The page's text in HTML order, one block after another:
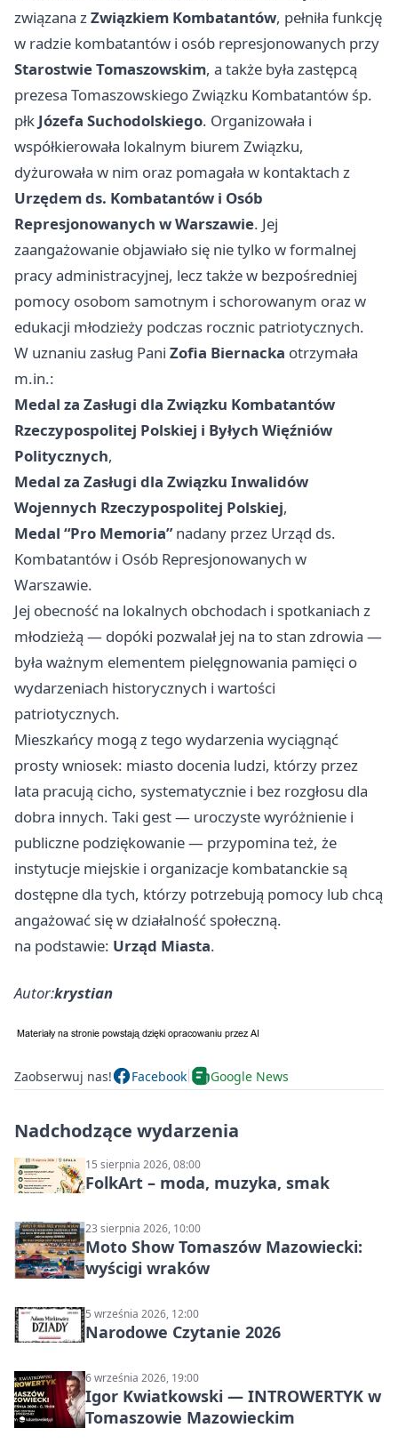
związana zZwiązkiem Kombatantów, pełniła funkcję
w radzie kombatantów i osób represjonowanych przy
Starostwie Tomaszowskim, a także była zastępcą
prezesa Tomaszowskiego Związku Kombatantów śp.
płk Józefa Suchodolskiego. Organizowała i
współkierowała lokalnym biurem Związku,
dyżurowała w nim oraz pomagała w kontaktach z
Urzędem ds. Kombatantów i Osób
Represjonowanych w Warszawie. Jej
zaangażowanie objawiało się nie tylko w formalnej
pracy administracyjnej, lecz także w bezpośredniej
pomocy osobom samotnym i schorowanym oraz w
edukacji młodzieży podczas rocznic patriotycznych.
W uznaniu zasług Pani Zofia Biernacka otrzymała
m.in.:
Medal za Zasługi dla Związku Kombatantów
Rzeczypospolitej Polskiej i Byłych Więźniów
Politycznych,
Medal za Zasługi dla Związku Inwalidów
Wojennych Rzeczypospolitej Polskiej,
Medal “Pro Memoria”nadany przez Urząd ds.
Kombatantów i Osób Represjonowanych w
Warszawie.
Jej obecność na lokalnych obchodach i spotkaniach z
młodzieżą — dopóki pozwalał jej na to stan zdrowia —
była ważnym elementem pielęgnowania pamięci o
wydarzeniach historycznych i wartości
patriotycznych.
Mieszkańcy mogą z tego wydarzenia wyciągnąć
prosty wniosek: miasto docenia ludzi, którzy przez
lata pracują cicho, systematycznie i bez rozgłosu dla
dobra innych. Taki gest — uroczyste wyróżnienie i
publiczne podziękowanie — przypomina też, że
instytucje miejskie i organizacje kombatanckie są
dostępne dla tych, którzy potrzebują pomocy lub chcą
angażować się w działalność społeczną.
na podstawie: Urząd Miasta.
Autor:krystian
Zaobserwuj nas! Facebook Google News
Nadchodzące wydarzenia
15 sierpnia 2026, 08:00
FolkArt – moda, muzyka, smak
23 sierpnia 2026, 10:00
Moto Show Tomaszów Mazowiecki:
wyścigi wraków
5 września 2026, 12:00
Narodowe Czytanie 2026
6 września 2026, 19:00
Igor Kwiatkowski — INTROWERTYK w
Tomaszowie Mazowieckim